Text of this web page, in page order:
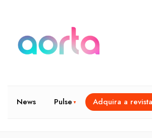
News Pulse Adquira a revista